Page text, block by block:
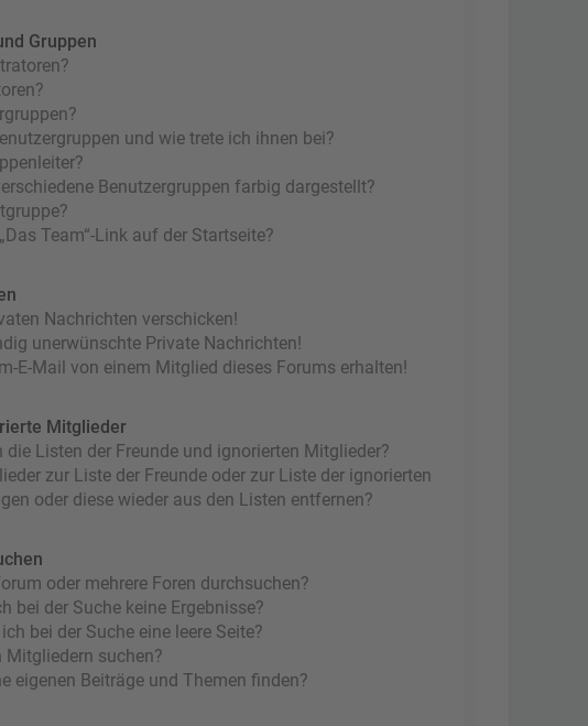
Gruppen
und wie trete ich ihnen bei?
Benutzergruppen farbig dargestellt?
Team“-Link auf der Startseite?
Nachrichten verschicken!
unerwünschte Private Nachrichten!
E-Mail von einem Mitglied dieses Forums erhalten!
Mitglieder
die Listen der Freunde und ignorierten Mitglieder?
zur Liste der Freunde oder zur Liste der ignorierten
oder diese wieder aus den Listen entfernen?
oder mehrere Foren durchsuchen?
bei der Suche keine Ergebnisse?
bei der Suche eine leere Seite?
Mitgliedern suchen?
eigenen Beiträge und Themen finden?